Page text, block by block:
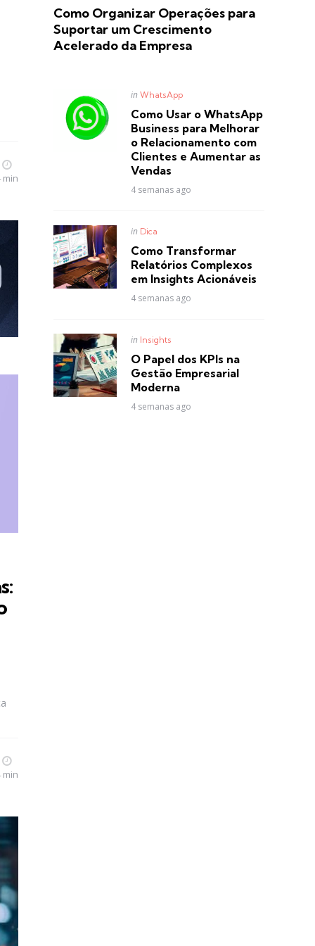
min
min
Como Organizar Operações para
Suportar um Crescimento
Acelerado da Empresa
Posted
in WhatsApp
Como Usar o WhatsApp
Business para Melhorar
o Relacionamento com
Clientes e Aumentar as
Vendas
4 semanas ago
Posted
in Dica
Como Transformar
Relatórios Complexos
em Insights Acionáveis
4 semanas ago
Posted
in Insights
O Papel dos KPIs na
Gestão Empresarial
Moderna
4 semanas ago